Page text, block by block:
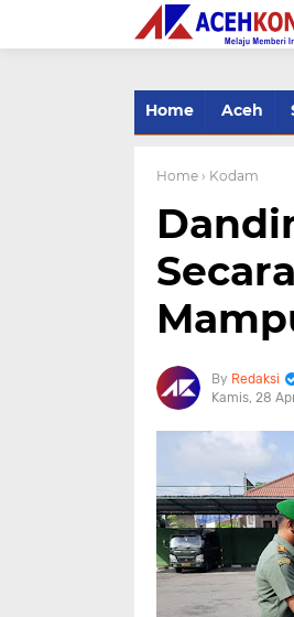
Home Aceh
Home › Kodam
Redaksi
Kamis, 28